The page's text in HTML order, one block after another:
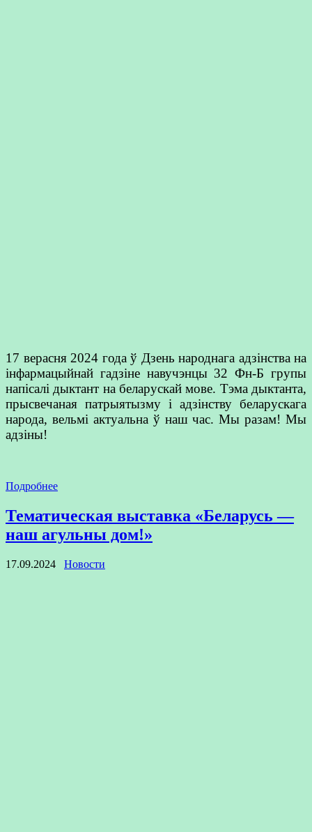
17 верасня 2024 года ў Дзень народнага адзінства на
інфармацыйнай гадзіне навучэнцы 32 Фн-Б групы
напісалі дыктант на беларускай мове. Тэма дыктанта,
прысвечаная патрыятызму і адзінству беларускага
народа, вельмі актуальна ў наш час. Мы разам! Мы
адзіны!
Подробнее
Тематическая выставка «Беларусь —
наш агульны дом!»
17.09.2024 Новости